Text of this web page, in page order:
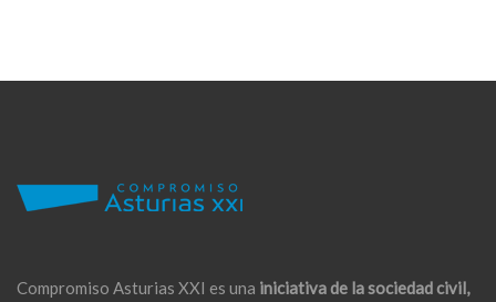
Compromiso Asturias XXI es una iniciativa de la sociedad civil,